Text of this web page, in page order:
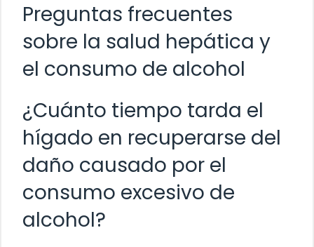
Preguntas frecuentes
sobre la salud hepática y
el consumo de alcohol
¿Cuánto tiempo tarda el
hígado en recuperarse del
daño causado por el
consumo excesivo de
alcohol?